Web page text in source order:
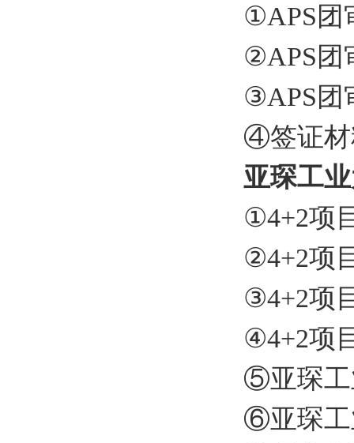
①APS团
②APS团
③APS团
④签证材
亚琛工
①4+2项
②4+2项
③4+2项
④4+2项
⑤亚琛工
⑥亚琛工